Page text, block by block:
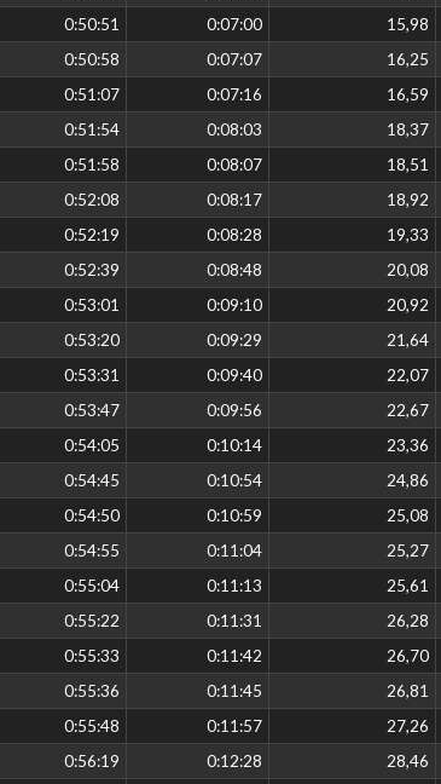
0:50:51 0:07:00 15,98
0:50:58 0:07:07 16,25
0:51:07 0:07:16 16,59
0:51:54 0:08:03 18,37
0:51:58 0:08:07 18,51
0:52:08 0:08:17 18,92
0:52:19 0:08:28 19,33
0:52:39 0:08:48 20,08
0:53:01 0:09:10 20,92
0:53:20 0:09:29 21,64
0:53:31 0:09:40 22,07
0:53:47 0:09:56 22,67
0:54:05 0:10:14 23,36
0:54:45 0:10:54 24,86
0:54:50 0:10:59 25,08
0:54:55 0:11:04 25,27
0:55:04 0:11:13 25,61
0:55:22 0:11:31 26,28
0:55:33 0:11:42 26,70
0:55:36 0:11:45 26,81
0:55:48 0:11:57 27,26
0:56:19 0:12:28 28,46